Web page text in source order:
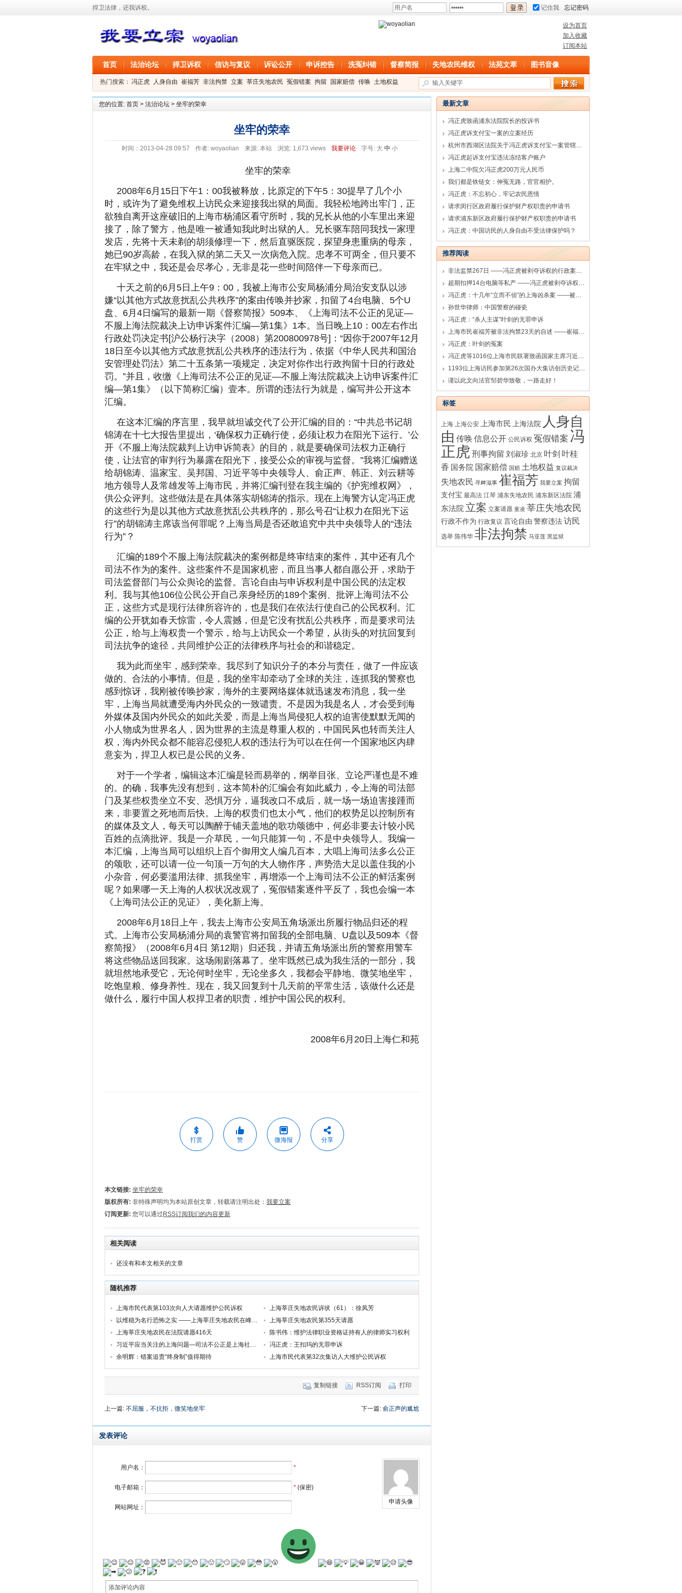
捍卫法律，还我诉权。 记住我 忘记密码
设为首页
加入收藏
订阅本站
首页 法治论坛 捍卫诉权 信访与复议 诉讼公开 申诉控告 洗冤纠错 督察简报 失地农民维权 法苑文萃 图书音像
热门搜索： 冯正虎 人身自由 崔福芳 非法拘禁 立案 莘庄失地农民 冤假错案 拘留 国家赔偿 传唤 土地权益
叶剑 刑事拘留 信息公开 叶桂香
您的位置: 首页 > 法治论坛 > 坐牢的荣幸
坐牢的荣幸
时间：2013-04-28 09:57 作者: woyaolian 来源: 本站 浏览: 1,673 views 我要评论 字号: 大 中 小
坐牢的荣幸
2008年6月15日下午1：00我被释放，比原定的下午5：30提早了几个小
时，或许为了避免维权上访民众来迎接我出狱的局面。我轻松地跨出牢门，正
欲独自离开这座破旧的上海市杨浦区看守所时，我的兄长从他的小车里出来迎
接了，除了警方，他是唯一被通知我此时出狱的人。兄长驱车陪同我找一家理
发店，先将十天未剃的胡须修理一下，然后直驱医院，探望身患重病的母亲，
她已90岁高龄，在我入狱的第二天又一次病危入院。忠孝不可两全，但只要不
在牢狱之中，我还是会尽孝心，无非是花一些时间陪伴一下母亲而已。
十天之前的6月5日上午9：00，我被上海市公安局杨浦分局治安支队以涉
嫌“以其他方式故意扰乱公共秩序”的案由传唤并抄家，扣留了4台电脑、5个U
盘、6月4日编写的最新一期《督察简报》509本、《上海司法不公正的见证—
不服上海法院裁决上访申诉案件汇编—第1集》1本。当日晚上10：00左右作出
行政处罚决定书[沪公杨行决字（2008）第200800978号]：“因你于2007年12月
18日至今以其他方式故意扰乱公共秩序的违法行为，依据《中华人民共和国治
安管理处罚法》第二十五条第一项规定，决定对你作出行政拘留十日的行政处
罚。”并且，收缴《上海司法不公正的见证—不服上海法院裁决上访申诉案件汇
编—第1集》（以下简称汇编）壹本。所谓的违法行为就是，编写并公开这本
汇编。
在这本汇编的序言里，我早就坦诚交代了公开汇编的目的：“中共总书记胡
锦涛在十七大报告里提出，‘确保权力正确行使，必须让权力在阳光下运行。’公
开《不服上海法院裁判上访申诉简表》的目的，就是要确保司法权力正确行
使，让法官的审判行为暴露在阳光下，接受公众的审视与监督。”我将汇编赠送
给胡锦涛、温家宝、吴邦国、习近平等中央领导人、俞正声、韩正、刘云耕等
地方领导人及常雄发等上海市民，并将汇编刊登在我主编的《护宪维权网》，
供公众评判。这些做法是在具体落实胡锦涛的指示。现在上海警方认定冯正虎
的这些行为是以其他方式故意扰乱公共秩序的，那么号召“让权力在阳光下运
行”的胡锦涛主席该当何罪呢？上海当局是否还敢追究中共中央领导人的“违法
行为”？
汇编的189个不服上海法院裁决的案例都是终审结束的案件，其中还有几个
司法不作为的案件。这些案件不是国家机密，而且当事人都自愿公开，求助于
司法监督部门与公众舆论的监督。言论自由与申诉权利是中国公民的法定权
利。我与其他106位公民公开自己亲身经历的189个案例、批评上海司法不公
正，这些方式是现行法律所容许的，也是我们在依法行使自己的公民权利。汇
编的公开犹如春天惊雷，令人震撼，但是它没有扰乱公共秩序，而是要求司法
公正，给与上海权贵一个警示，给与上访民众一个希望，从街头的对抗回复到
司法抗争的途径，共同维护公正的法律秩序与社会的和谐稳定。
我为此而坐牢，感到荣幸。我尽到了知识分子的本分与责任，做了一件应该
做的、合法的小事情。但是，我的坐牢却牵动了全球的关注，连抓我的警察也
感到惊讶，我刚被传唤抄家，海外的主要网络媒体就迅速发布消息，我一坐
牢，上海当局就遭受海内外民众的一致谴责。不是因为我是名人，才会受到海
外媒体及国内外民众的如此关爱，而是上海当局侵犯人权的迫害使默默无闻的
小人物成为世界名人，因为世界的主流是尊重人权的，中国民风也转而关注人
权，海内外民众都不能容忍侵犯人权的违法行为可以在任何一个国家地区内肆
意妄为，捍卫人权已是公民的义务。
对于一个学者，编辑这本汇编是轻而易举的，纲举目张、立论严谨也是不难
的。的确，我事先没有想到，这本简朴的汇编会有如此威力，令上海的司法部
门及某些权贵坐立不安、恐惧万分，逼我改口不成后，就一场一场迫害接踵而
来，非要置之死地而后快。上海的权贵们也太小气，他们的权势足以控制所有
的媒体及文人，每天可以陶醉于铺天盖地的歌功颂德中，何必非要去计较小民
百姓的点滴批评。我是一介草民，一句只能算一句，不是中央领导人。我编一
本汇编，上海当局可以组织上百个御用文人编几百本，大唱上海司法多么公正
的颂歌，还可以请一位一句顶一万句的大人物作序，声势浩大足以盖住我的小
小杂音，何必要滥用法律、抓我坐牢，再增添一个上海司法不公正的鲜活案例
呢？如果哪一天上海的人权状况改观了，冤假错案逐件平反了，我也会编一本
《上海司法公正的见证》，美化新上海。
2008年6月18日上午，我去上海市公安局五角场派出所履行物品归还的程
式。上海市公安局杨浦分局的袁警官将扣留我的全部电脑、U盘以及509本《督
察简报》（2008年6月4日 第12期）归还我，并请五角场派出所的警察用警车
将这些物品送回我家。这场闹剧落幕了。坐牢既然已成为我生活的一部分，我
就坦然地承受它，无论何时坐牢，无论坐多久，我都会平静地、微笑地坐牢，
吃饱皇粮、修身养性。现在，我又回复到十几天前的平常生活，该做什么还是
做什么，履行中国人权捍卫者的职责，维护中国公民的权利。
2008年6月20日上海仁和苑
打赏 赞 微海报 分享
本文链接: 坐牢的荣幸
版权所有: 非特殊声明均为本站原创文章，转载请注明出处： 我要立案
订阅更新: 您可以通过 RSS订阅我们的内容更新
相关阅读
还没有和本文相关的文章
随机推荐
上海市民代表第103次向人大请愿维护公民诉权
上海莘庄失地农民诉状（61）：徐凤芳
以维稳为名行恐怖之实 ——上海莘庄失地农民在峰会前后的遭遇
上海莘庄失地农民第355天请愿
上海莘庄失地农民在法院请愿416天
陈书伟：维护法律职业资格证持有人的律师实习权利
习近平应当关注的上海问题—司法不公正是上海社会不和谐的祸根
冯正虎：王扣玛的无罪申诉
余明辉：错案追责“终身制”值得期待
上海市民代表第32次集访人大维护公民诉权
打印
RSS订阅
复制链接
上一篇: 不屈服，不抗拒，微笑地坐牢 下一篇: 俞正声的尴尬
发表评论
用户名： *
电子邮箱： *(保密)
网站网址：
申请头像
最新文章
冯正虎致函浦东法院院长的投诉书
冯正虎诉支付宝一案的立案经历
杭州市西湖区法院关于冯正虎诉支付宝一案管辖权的回复
冯正虎起诉支付宝违法冻结客户账户
上海二中院欠冯正虎200万元人民币
我们都是铁链女：伸冤无路，官官相护。
冯正虎：不忘初心，牢记农民恩情
请求闵行区政府履行保护财产权职责的申请书
请求浦东新区政府履行保护财产权职责的申请书
冯正虎：中国访民的人身自由不受法律保护吗？
推荐阅读
非法监禁267日 ——冯正虎被剥夺诉权的行政案件系列之七
超期扣押14台电脑等私产 ——冯正虎被剥夺诉权的行政案件系列之一
冯正虎：十几年“立而不侦”的上海凶杀案 ——被害人之母叶桂香控告涉嫌渎职罪的上海松江警方相关人员
孙世华律师：中国警察的碰瓷
冯正虎：“杀人主谋”叶剑的无罪申诉
上海市民崔福芳被非法拘禁23天的自述 ——崔福芳被非法拘禁的诉讼系列之一
冯正虎：叶剑的冤案
冯正虎等1016位上海市民联署致函国家主席习近平（完整版）
1193位上海访民参加第26次国办大集访创历史记录（35图）
谨以此文向法官邹碧华致敬，一路走好！
标签
上海 上海公安 上海市民 上海法院 人身自
由 传唤信息公开 公民诉权 冤假错案 冯
正虎 刑事拘留 刘淑珍 北京 叶剑 叶桂
香 国务院 国家赔偿 国赔 土地权益 复议裁决
失地农民 寻衅滋事 崔福芳 我要立案 拘留
支付宝 最高法 江琴 浦东失地农民 浦东新区法院 浦
东法院 立案 立案请愿 童凌 莘庄失地农民
行政不作为 行政复议 言论自由 警察违法 访民
选举 陈伟华 非法拘禁 马亚莲 黑监狱